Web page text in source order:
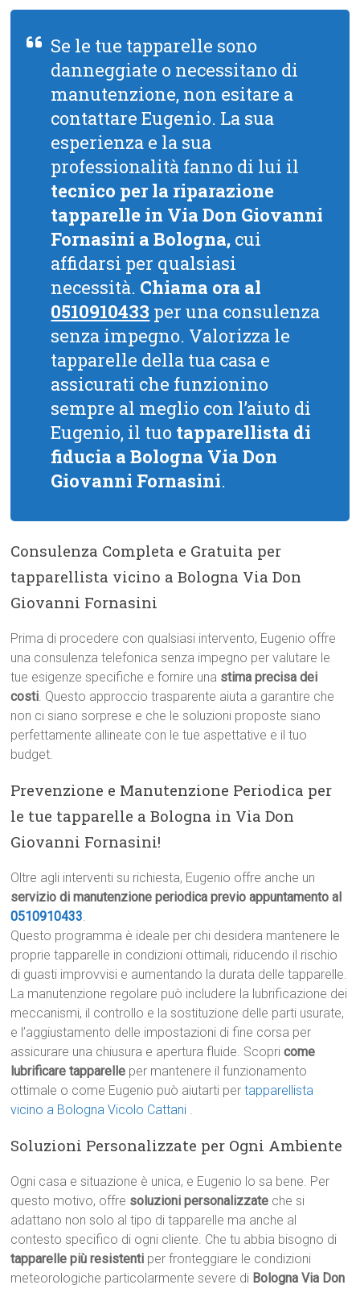
Se le tue tapparelle sono
danneggiate o necessitano di
manutenzione, non esitare a
contattare Eugenio. La sua
esperienza e la sua
professionalità fanno di lui il
tecnico per la riparazione
tapparelle in Via Don Giovanni
Fornasini a Bologna, cui
affidarsi per qualsiasi
necessità. Chiama ora al
0510910433 per una consulenza
senza impegno. Valorizza le
tapparelle della tua casa e
assicurati che funzionino
sempre al meglio con l’aiuto di
Eugenio, il tuo tapparellista di
fiducia a Bologna Via Don
Giovanni Fornasini.
Consulenza Completa e Gratuita per
tapparellista vicino a Bologna Via Don
Giovanni Fornasini
Prima di procedere con qualsiasi intervento, Eugenio offre
una consulenza telefonica senza impegno per valutare le
tue esigenze specifiche e fornire una stima precisa dei
costi. Questo approccio trasparente aiuta a garantire che
non ci siano sorprese e che le soluzioni proposte siano
perfettamente allineate con le tue aspettative e il tuo
budget.
Prevenzione e Manutenzione Periodica per
le tue tapparelle a Bologna in Via Don
Giovanni Fornasini!
Oltre agli interventi su richiesta, Eugenio offre anche un
servizio di manutenzione periodica previo appuntamento al
0510910433.
Questo programma è ideale per chi desidera mantenere le
proprie tapparelle in condizioni ottimali, riducendo il rischio
di guasti improvvisi e aumentando la durata delle tapparelle.
La manutenzione regolare può includere la lubrificazione dei
meccanismi, il controllo e la sostituzione delle parti usurate,
e l’aggiustamento delle impostazioni di fine corsa per
assicurare una chiusura e apertura fluide. Scopricome
lubrificare tapparelle per mantenere il funzionamento
ottimale o come Eugenio può aiutarti pertapparellista
vicino a Bologna Vicolo Cattani .
Soluzioni Personalizzate per Ogni Ambiente
Ogni casa e situazione è unica, e Eugenio lo sa bene. Per
questo motivo, offre soluzioni personalizzate che si
adattano non solo al tipo di tapparelle ma anche al
contesto specifico di ogni cliente. Che tu abbia bisogno di
tapparelle più resistenti per fronteggiare le condizioni
meteorologiche particolarmente severe di Bologna Via Don